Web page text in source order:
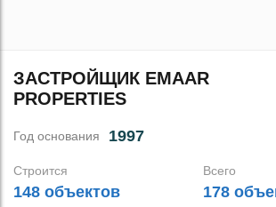
ЗАСТРОЙЩИК EMAAR
PROPERTIES
Год основания 1997
Строится
148 объектов
Всего
178